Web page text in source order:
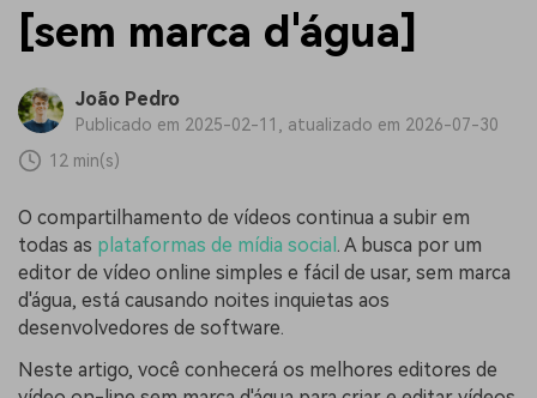
[sem marca d'água]
João Pedro
Publicado em 2025-02-11, atualizado em 2026-07-30
12 min(s)
O compartilhamento de vídeos continua a subir em
todas as plataformas de mídia social . A busca por um
editor de vídeo online simples e fácil de usar, sem marca
d'água, está causando noites inquietas aos
desenvolvedores de software.
Neste artigo, você conhecerá os melhores editores de